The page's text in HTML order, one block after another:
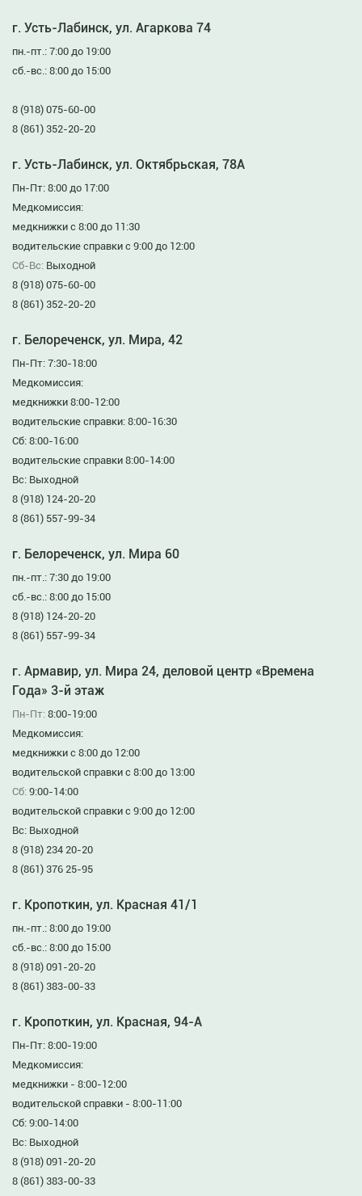
г. Усть-Лабинск, ул. Агаркова 74
пн.-пт.: 7:00 до 19:00
сб.-вс.: 8:00 до 15:00
8 (918) 075-60-00
8 (861) 352-20-20
г. Усть-Лабинск, ул. Октябрьская, 78А
Пн-Пт: 8:00 до 17:00
Медкомиссия:
медкнижки с 8:00 до 11:30
водительские справки с 9:00 до 12:00
Сб-Вс: Выходной
8 (918) 075-60-00
8 (861) 352-20-20
г. Белореченск, ул. Мира, 42
Пн-Пт: 7:30-18:00
Медкомиссия:
медкнижки 8:00-12:00
водительские справки: 8:00-16:30
Сб: 8:00-16:00
водительские справки 8:00-14:00
Вс: Выходной
8 (918) 124-20-20
8 (861) 557-99-34
г. Белореченск, ул. Мира 60
пн.-пт.: 7:30 до 19:00
сб.-вс.: 8:00 до 15:00
8 (918) 124-20-20
8 (861) 557-99-34
г. Армавир, ул. Мира 24, деловой центр «Времена
Года» 3-й этаж
Пн-Пт: 8:00-19:00
Медкомиссия:
медкнижки с 8:00 до 12:00
водительской справки с 8:00 до 13:00
Сб: 9:00-14:00
водительской справки с 9:00 до 12:00
Вс: Выходной
8 (918) 234 20-20
8 (861) 376 25-95
г. Кропоткин, ул. Красная 41/1
пн.-пт.: 8:00 до 19:00
сб.-вс.: 8:00 до 15:00
8 (918) 091-20-20
8 (861) 383-00-33
г. Кропоткин, ул. Красная, 94-А
Пн-Пт: 8:00-19:00
Медкомиссия:
медкнижки - 8:00-12:00
водительской справки - 8:00-11:00
Сб: 9:00-14:00
Вс: Выходной
8 (918) 091-20-20
8 (861) 383-00-33